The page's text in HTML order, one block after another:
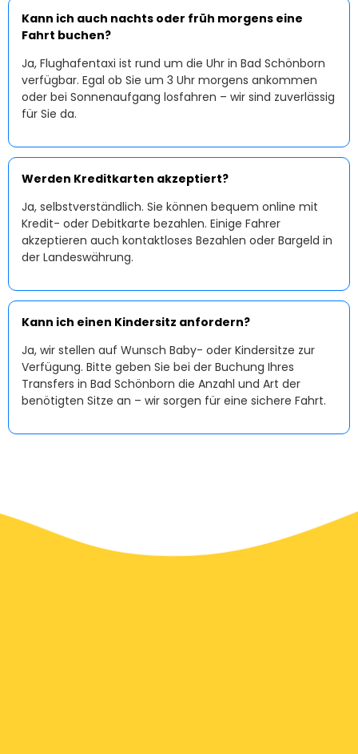
Kann ich auch nachts oder früh morgens eine
Fahrt buchen?
Ja, Flughafentaxi ist rund um die Uhr in Bad Schönborn
verfügbar. Egal ob Sie um 3 Uhr morgens ankommen
oder bei Sonnenaufgang losfahren – wir sind zuverlässig
für Sie da.
Werden Kreditkarten akzeptiert?
Ja, selbstverständlich. Sie können bequem online mit
Kredit- oder Debitkarte bezahlen. Einige Fahrer
akzeptieren auch kontaktloses Bezahlen oder Bargeld in
der Landeswährung.
Kann ich einen Kindersitz anfordern?
Ja, wir stellen auf Wunsch Baby- oder Kindersitze zur
Verfügung. Bitte geben Sie bei der Buchung Ihres
Transfers in Bad Schönborn die Anzahl und Art der
benötigten Sitze an – wir sorgen für eine sichere Fahrt.